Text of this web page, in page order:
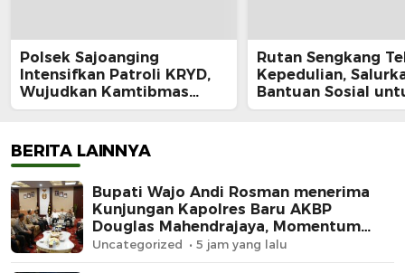
Polsek Sajoanging
Intensifkan Patroli KRYD,
Wujudkan Kamtibmas
yang Aman dan Kondusif
Rutan Sengkang
Kepedulian,
Bantuan Sosial
Keluarga Warga
BERITA LAINNYA
Bupati Wajo Andi Rosman menerima
Kunjungan Kapolres Baru AKBP
Douglas Mahendrajaya, Momentum
Memperkuat Sinergi
Uncategorized 5 jam yang lalu